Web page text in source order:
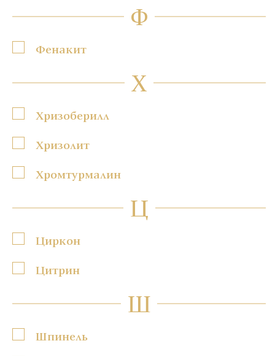
Ф
Фенакит
Х
Хризоберилл
Хризолит
Хромтурмалин
Ц
Циркон
Цитрин
Ш
Шпинель